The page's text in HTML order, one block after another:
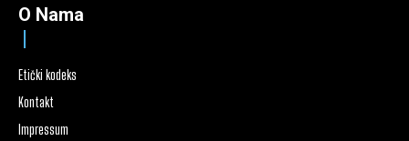
O Nama
Etički kodeks
Kontakt
Impressum